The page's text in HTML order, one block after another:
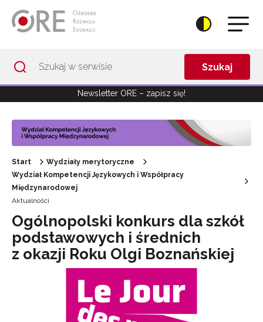
Szukaj
Newsletter ORE – zapisz się!
Start
Wydziały merytoryczne
Wydział Kompetencji Językowych i Współpracy
Międzynarodowej
Aktualności
Ogólnopolski konkurs dla szkół
podstawowych i średnich
z okazji Roku Olgi Boznańskiej